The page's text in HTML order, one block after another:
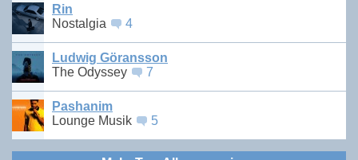
Rin
Nostalgia
4
Ludwig Göransson
The Odyssey
7
Pashanim
Lounge Musik
5